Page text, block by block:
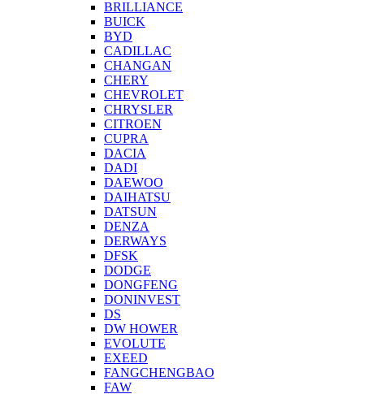
BRILLIANCE
BUICK
BYD
CADILLAC
CHANGAN
CHERY
CHEVROLET
CHRYSLER
CITROEN
CUPRA
DACIA
DADI
DAEWOO
DAIHATSU
DATSUN
DENZA
DERWAYS
DFSK
DODGE
DONGFENG
DONINVEST
DS
DW HOWER
EVOLUTE
EXEED
FANGCHENGBAO
FAW